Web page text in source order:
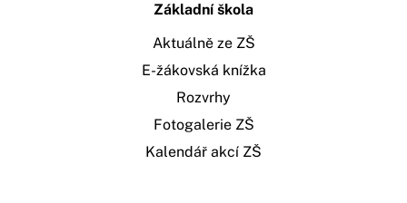
Základní škola
Aktuálně ze ZŠ
E-žákovská knížka
Rozvrhy
Fotogalerie ZŠ
Kalendář akcí ZŠ